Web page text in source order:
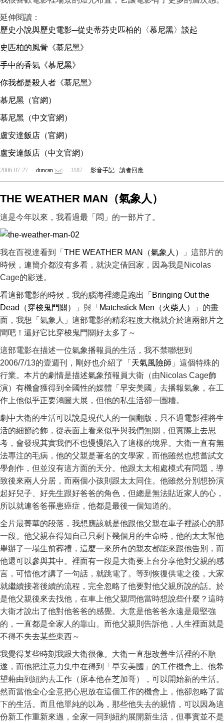
延伸閱讀：
歷史小說與歷史電影─從史蒂芬史匹柏的〈慕尼黑〉談起
史匹柏的風骨《慕尼黑》
手中的香氣《慕尼黑》
你我都是殺人者《慕尼黑》
慕尼黑（官網）
慕尼黑（中文官網）
盧安達飯店（官網）
盧安達飯店（中文官網）
2006-07-27 - duncan - 3187 - 影音手記 - 讀者回應
THE WEATHER MAN（氣象人）
這是今年以來，我看過最「悶」的一部片了。
我在百視達看到「 THE WEATHER MAN（氣象人）
」這部片的
時候，連簡介都沒有多看，就決定借回家，因為我是Nicolas
Cage的影迷。
看這部電影的時候，我的腦海裡總是跑出「 Bringing Out the
Dead（穿梭鬼門關）
」與「 Matchstick Men（火柴人）
」的畫
面，我想「氣象人」這部電影的精彩程度大概就介於這兩部片之
間吧！還好它比穿梭鬼門關好太多了～
這部電影在描述一位氣象播報員的生活，我不禁聯想到
2006/7/13的壹週刊，剛好也介紹了「 天氣風險師 」這個特殊的
行業。本片的劇情是描述氣象預報員大衛（由Nicolas Cage飾
演）有機會獲得到全國性的媒體「早安美國」去播報氣象，在工
作上他似乎正要鴻圖大展，但他的私生活卻一團糟。
劇中大衛的生活可以說是現代人的一個翻版，只不過電影裡將生
活的細節誇飾，從表面上看來似乎與我們無關，但實際上去思
考，會發現其實我們不也慢慢陷入了這樣的境界。大衛一直有無
法專注的毛病，他的父親是著名的文學家，而他雖然也想嘗試文
學創作，但並沒有這方面的天分。他跟太太相處模式有問題，導
致後來兩人分居，而兩個小孩則跟太太同住。他雖然分別想扮演
起好兒子、好先生跟好爸爸的角色，但總是無法貼近家人的心，
所以就連爸爸罹患癌症，他都是最後一個知道的。
全片最菁華的段落，我想應該就是他跟他父親在車子裡談心的那
一段。他父親在得知自己只剩下幾個月的生命時，他的太太幫他
舉辦了一場生前葬禮，這麼一來所有的親友都能來跟他告別，而
他還可以參與其中。裡面有一段是大衛要上台分享他對父親的感
言，可惜他才講了一句話，就跳電了。等到恢復供電之後，大家
就繼續接著後續的流程，完全忽略了他要對他父親所說的話。於
是他父親後來去找他，在車上他父親問他當時想說些什麼？這時
大衛才說出了他對他爸爸的感覺。大意是他爸爸永遠是最堅強
的，一直都是全家人的靠山。而他父親則告訴他，人生裡面就是
不得不失去某些東西～
我覺得某些時刻我跟大衛很像。大衛一直想改善生活裡的不順
遂，而他把注意力集中在得到「早安美國」的工作機會上。他希
望藉由到紐約去工作（原本他在芝加哥），可以開始新的生活。
然而當他全心全意把心思放在這個工作的機會上，他卻忽略了當
下的生活。而且他單純的以為，那些他失去的親情，可以因為這
份新工作重新來過，全家一同到紐約展開新生活，但事實並不是